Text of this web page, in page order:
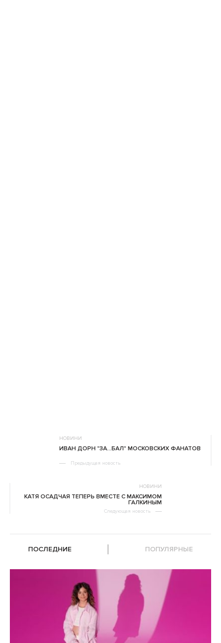
НОВИНИ
ИВАН ДОРН "ЗА...БАЛ" МОСКОВСКИХ ФАНАТОВ
Предыдущая новость
НОВИНИ
КАТЯ ОСАДЧАЯ ТЕПЕРЬ ВМЕСТЕ С МАКСИМОМ
ГАЛКИНЫМ
Следующая новость
ПОСЛЕДНИЕ ПОПУЛЯРНЫЕ